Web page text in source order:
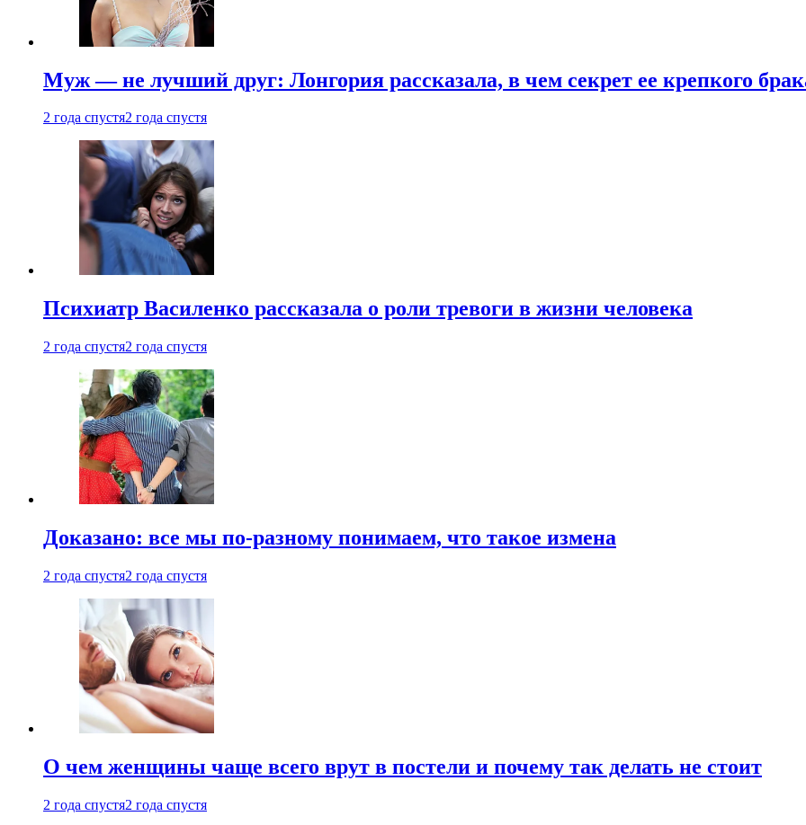
Муж — не лучший друг: Лонгория рассказала, в чем секрет ее крепкого
2 года спустя2 года спустя
Психиатр Василенко рассказала о роли тревоги в жизни человека
2 года спустя2 года спустя
Доказано: все мы по-разному понимаем, что такое измена
2 года спустя2 года спустя
О чем женщины чаще всего врут в постели и почему так делать не стоит
2 года спустя2 года спустя